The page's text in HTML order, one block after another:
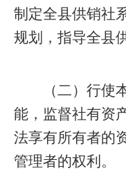
制定全县供销社
规划，指导全县
（二）行
能，监督社有资
法享有所有者的
管理者的权利。